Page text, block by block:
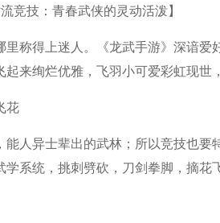
竞技：青春武侠的灵动活泼】
里称得上迷人。《龙武手游》深谙
来绚烂优雅，飞羽小可爱彩虹现世
花
能人异士辈出的武林；所以竞技也
学系统，挑刺劈砍，刀剑拳脚，摘花